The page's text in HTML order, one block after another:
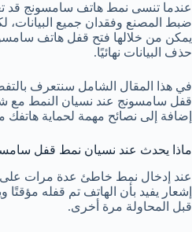
عندما تنسى نمط هاتف سامسونج قد
ضبط المصنع وفقدان جميع
يمكن من خلالها فتح قفل هاتف
حذف البيانات نهائيًا.
في هذا المقال الشامل سنتعرف
قفل سامسونج عند نسيان النمط مع
إضافة إلى نصائح مهمة لحماية
ماذا يحدث عند نسيان نمط قفل
عند إدخال نمط خاطئ عدة مرات
إشعار يفيد بأن الهاتف تم قفله
قبل المحاولة مرة أخرى.